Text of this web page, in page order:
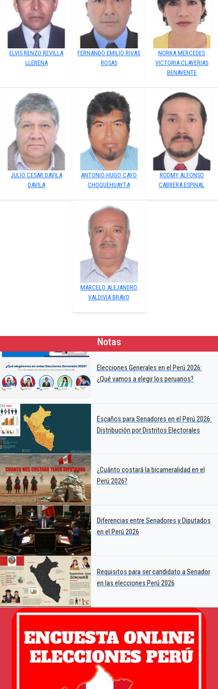
ELVIS RENZO REVILLA
LLERENA
FERNANDO EMILIO RIVAS
ROSAS
NORKA MERCEDES
VICTORIA CLAVERIAS
BENAVENTE
JULIO CESAR DAVILA
DAVILA
ANTONIO HUGO CAYO
CHOQUEHUAYTA
RODMY ALFONSO
CABRERA ESPINAL
MARCELO ALEJANDRO
VALDIVIA BRAVO
Notas
Elecciones Generales en el Perú 2026:
¿Qué vamos a elegir los peruanos?
Escaños para Senadores en el Perú 2026:
Distribución por Distritos Electorales
¿Cuánto costará la bicameralidad en el
Perú 2026?
Diferencias entre Senadores y Diputados
en el Perú 2026
Requisitos para ser candidato a Senador
en las elecciones Perú 2026